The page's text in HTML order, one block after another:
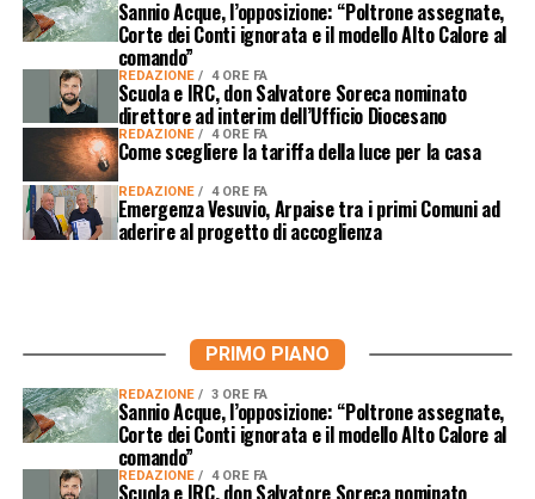
Sannio Acque, l’opposizione: “Poltrone assegnate,
Corte dei Conti ignorata e il modello Alto Calore al
comando”
REDAZIONE 4 ORE FA
Scuola e IRC, don Salvatore Soreca nominato
direttore ad interim dell’Ufficio Diocesano
REDAZIONE 4 ORE FA
Come scegliere la tariffa della luce per la casa
REDAZIONE 4 ORE FA
Emergenza Vesuvio, Arpaise tra i primi Comuni ad
aderire al progetto di accoglienza
PRIMO PIANO
REDAZIONE 3 ORE FA
Sannio Acque, l’opposizione: “Poltrone assegnate,
Corte dei Conti ignorata e il modello Alto Calore al
comando”
REDAZIONE 4 ORE FA